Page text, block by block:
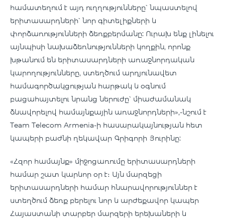
համատեղում է այդ ուղղությունները՝ նպաստելով
երիտասարդների՝ նոր գիտելիքների և
փորձառությունների ձեռքբերմանը: Ուրախ ենք լինելու
այնպիսի նախաձեռնությունների կողքին, որոնք
խթանում են երիտասարդների առաջնորդական
կարողությունները, ստեղծում արդյունավետ
համագործակցության հարթակ և օգնում
բացահայտելու նրանց ներուժը՝ միաժամանակ
ձևավորելով համայնքային առաջնորդների»,-նշում է
Team Telecom Armenia-ի հասարակայնության հետ
կապերի բաժնի ղեկավար Գրիգորի Յուրինը:
«Հզոր համայնք» միջոցառումը երիտասարդների
համար շատ կարևոր օր է։ Այն մարզեցի
երիտասարդների համար հնարավորություններ է
ստեղծում ձեռք բերելու նոր և արժեքավոր կապեր
Հայաստանի տարբեր մարզերի երեխաների և